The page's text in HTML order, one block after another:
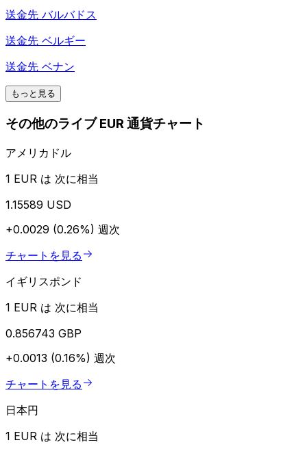
送金先 バルバドス
送金先 ベルギー
送金先 ベナン
もっと見る
その他のライブ EUR 通貨チャート
アメリカドル
1 EUR は 次に相当
1.15589 USD
+0.0029 (0.26%) 週次
チャートを見る
イギリスポンド
1 EUR は 次に相当
0.856743 GBP
+0.0013 (0.16%) 週次
チャートを見る
日本円
1 EUR は 次に相当